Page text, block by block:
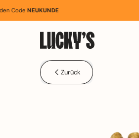
NEUKUNDE
Zurück